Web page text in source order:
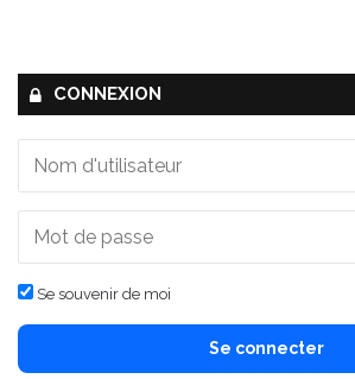
CONNEXION
Se souvenir de moi
Se connecter